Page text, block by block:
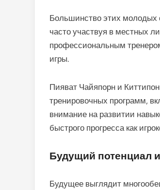
Большинство этих молодых
часто участвуя в местных
профессиональным
игры.
Пияват Чайяпорн и
тренировочных программ,
внимание на развитии
быстрого прогресса как
Будущий потенциал
Будущее выглядит